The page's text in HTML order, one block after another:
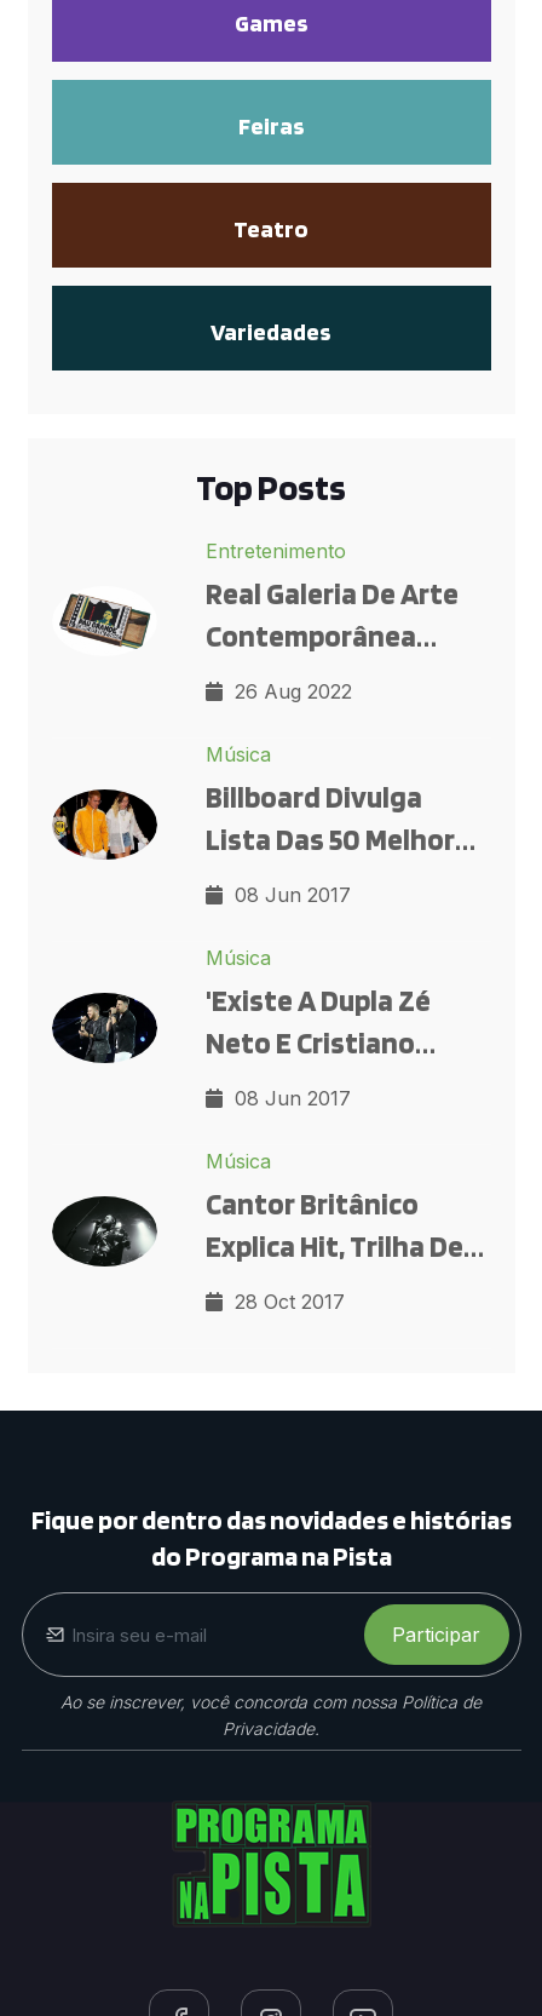
Games
Feiras
Teatro
Variedades
Top Posts
Entretenimento
Real Galeria De Arte
Contemporânea
Reúne Obras De Di
MMM E Darcilio De
Paula Lima Em
Copacabana
26 Aug 2022
Música
Billboard Divulga
Lista Das 50 Melhores
Músicas De 2017
08 Jun 2017
Música
'Existe A Dupla Zé
Neto E Cristiano
Antes E Depois Da
Analisa Cantor
Sertanejo
08 Jun 2017
Música
Cantor Britânico
Explica Hit, Trilha De
'Pega Pega': 'É Uma
Reclamar Tanto'. Ao
Presidente Dos EUA É
'egoman
28 Oct 2017
Fique por dentro das novidades e histórias
do Programa na Pista
Ao se inscrever, você concorda com nossa Política de
Privacidade.
Participar